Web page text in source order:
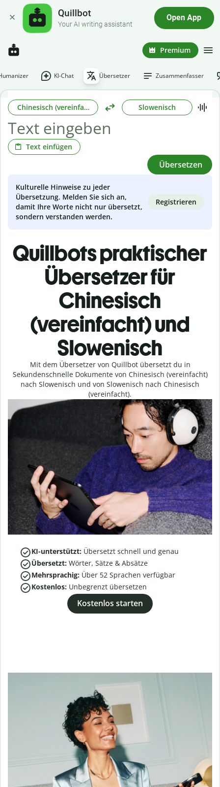
Quillbot
Your AI writing assistant
Open App
Premium
KI-Chat Übersetzer Zusammenfasser
Chinesisch (vereinfacht) Slowenisch
Text einfügen
Übersetzen
Kulturelle Hinweise zu jeder
Übersetzung. Melden Sie sich an,
damit Ihre Worte nicht nur übersetzt,
sondern verstanden werden.
Registrieren
Quillbots praktischer
Übersetzer für
Chinesisch
(vereinfacht) und
Slowenisch
Mit dem Übersetzer von Quillbot übersetzt du in
Sekundenschnelle Dokumente von Chinesisch (vereinfacht)
nach Slowenisch und von Slowenisch nach Chinesisch
(vereinfacht).
KI-unterstützt: Übersetzt schnell und genau
Übersetzt: Wörter, Sätze & Absätze
Mehrsprachig: Über 52 Sprachen verfügbar
Kostenlos: Unbegrenzt übersetzen
Kostenlos starten